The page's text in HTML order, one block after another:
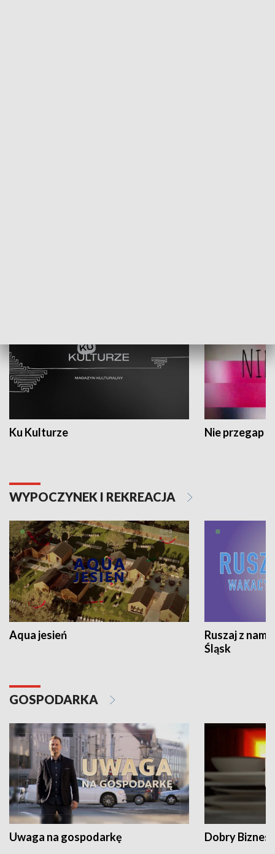
Ku Kulturze Nie przegap
WYPOCZYNEK I REKREACJA
Aqua jesień
Ruszaj z
Śląsk
GOSPODARKA
Uwaga na gospodarkę Dobry Biznes